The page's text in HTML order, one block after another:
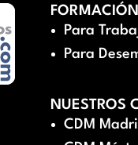
FORMACIÓN
Para
Para
NUESTROS
CDM